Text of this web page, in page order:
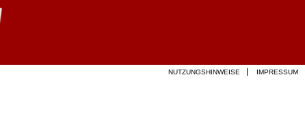
NUTZUNGSHINWEISE
IMPRESSUM